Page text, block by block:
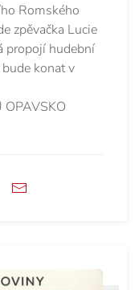
Romského
zpěvačka Lucie
propojí hudební
konat v